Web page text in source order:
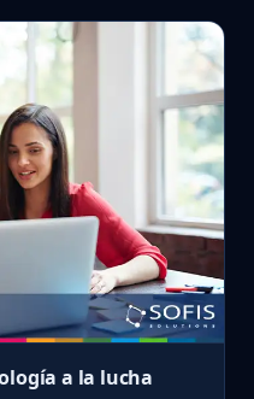
a la lucha